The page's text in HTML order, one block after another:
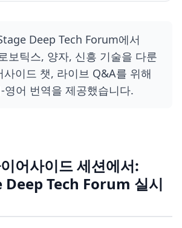
Deep Tech Forum에서
보틱스, 양자, 신흥 기술을 다룬
사이드 챗, 라이브 Q&A를 위해
영어 번역을 제공했습니다.
어사이드 세션에서:
Tech Forum 실시